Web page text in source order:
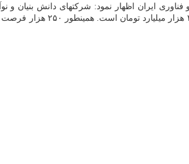
ایران اظهار نمود: شرکتهای دانش بنیان و
موثری در ساختن ایران قدرتمند داشته باشند؛ ما پذیرای ظرفیت و پتانسیل شرکت